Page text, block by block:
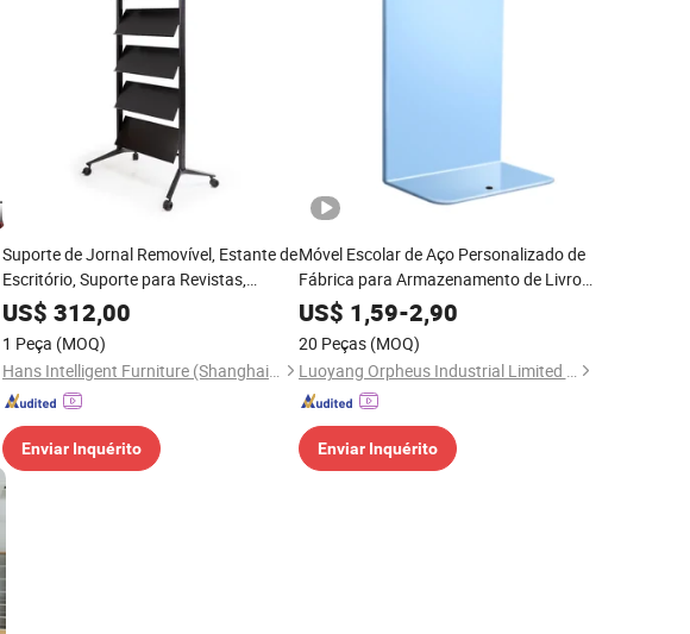
Suporte de Jornal Removível, Estante de
Escritório, Suporte para Revistas,
Estante Moderna, com Rodas
US$ 312,00
1 Peça (MOQ)
Hans Intelligent Furniture (Shanghai) Co., Ltd
Enviar Inquérito
Móvel Escolar de Aço Personalizado de
Fábrica para Armazenamento de Livros
de Estudantes, Suporte de Livros de Aço
para Mesa de Escritório
US$ 1,59-2,90
20 Peças (MOQ)
Luoyang Orpheus Industrial Limited Company
Enviar Inquérito